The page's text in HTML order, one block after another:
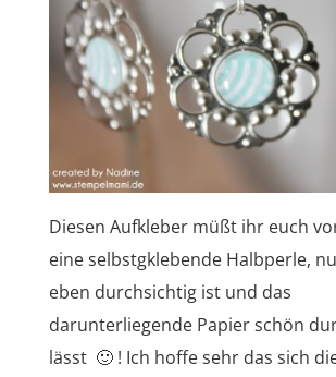
Diesen Aufkleber müßt ihr euch
eine selbstgklebende Halbperle,
eben durchsichtig ist und das
darunterliegende Papier schön
lässt 🙂 ! Ich hoffe sehr das sich